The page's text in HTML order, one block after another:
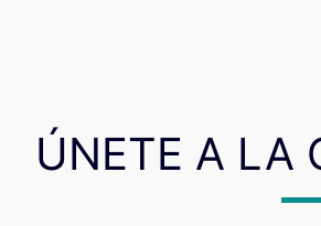
ÚNETE A LA